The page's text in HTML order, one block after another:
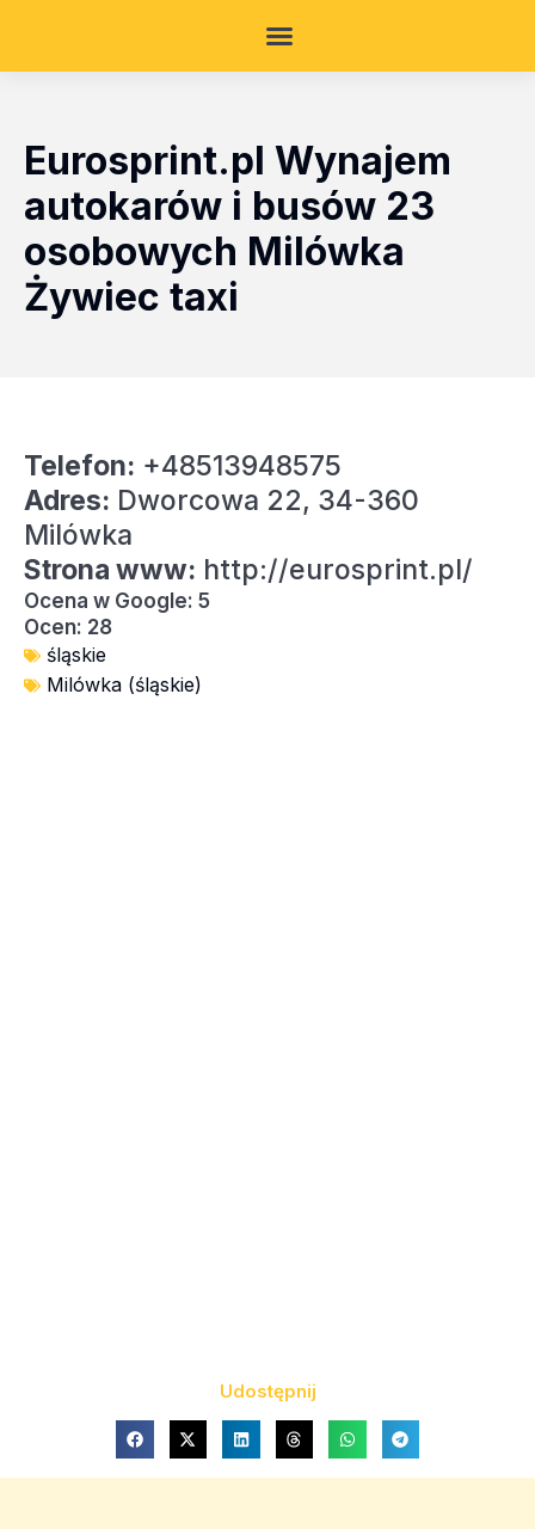
Eurosprint.pl Wynajem
autokarów i busów 23
osobowych Milówka
Żywiec taxi
Telefon: +48513948575
Adres: Dworcowa 22, 34-360
Milówka
Strona www: http://eurosprint.pl/
Ocena w Google: 5
Ocen: 28
śląskie
Milówka (śląskie)
Udostępnij